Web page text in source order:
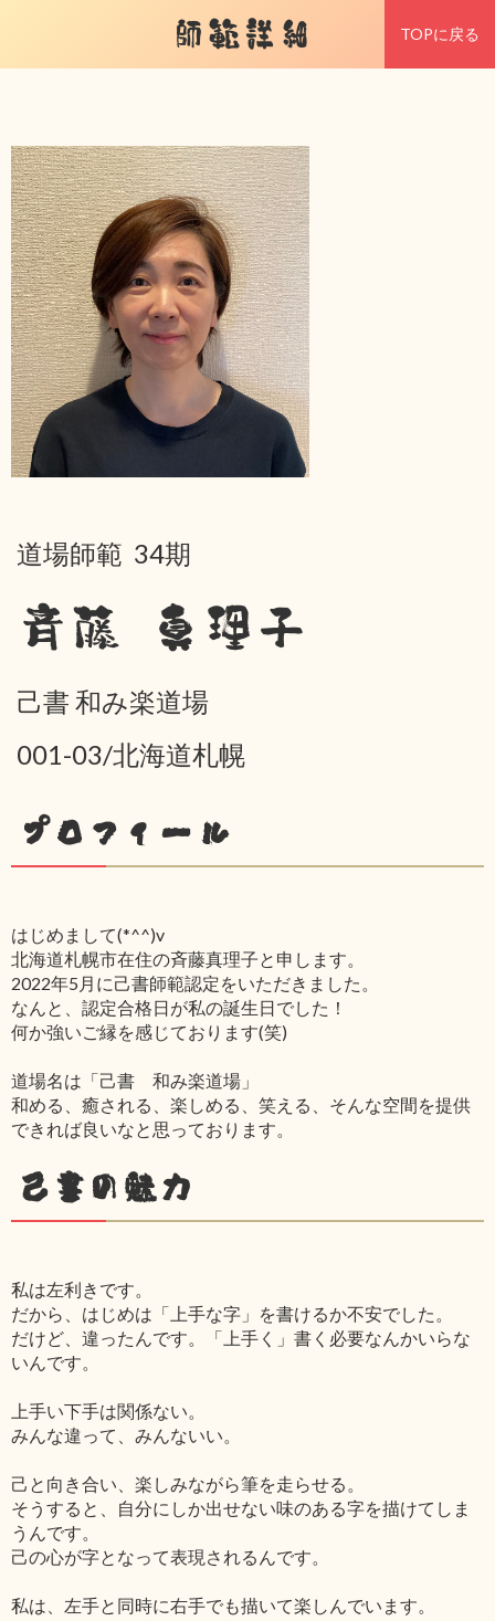
師範詳細 TOPに戻る
道場師範 34期
斉藤 真理子
己書 和み楽道場
001-03/北海道札幌
プロフィール
はじめまして(*^^)v
北海道札幌市在住の斉藤真理子と申します。
2022年5月に己書師範認定をいただきました。
なんと、認定合格日が私の誕生日でした！
何か強いご縁を感じております(笑)
道場名は「己書 和み楽道場」
和める、癒される、楽しめる、笑える、そんな空間を提供
できれば良いなと思っております。
己書の魅力
私は左利きです。
だから、はじめは「上手な字」を書けるか不安でした。
だけど、違ったんです。「上手く」書く必要なんかいらな
いんです。
上手い下手は関係ない。
みんな違って、みんないい。
己と向き合い、楽しみながら筆を走らせる。
そうすると、自分にしか出せない味のある字を描けてしま
うんです。
己の心が字となって表現されるんです。
私は、左手と同時に右手でも描いて楽しんでいます。